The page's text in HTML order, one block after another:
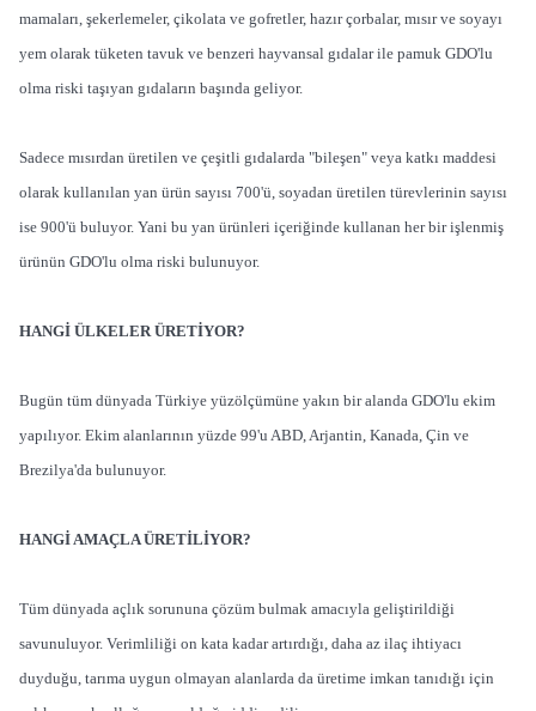
mamaları, şekerlemeler, çikolata ve gofretler, hazır çorbalar, mısır ve soyayı
yem olarak tüketen tavuk ve benzeri hayvansal gıdalar ile pamuk GDO'lu
olma riski taşıyan gıdaların başında geliyor.
Sadece mısırdan üretilen ve çeşitli gıdalarda "bileşen" veya katkı maddesi
olarak kullanılan yan ürün sayısı 700'ü, soyadan üretilen türevlerinin sayısı
ise 900'ü buluyor. Yani bu yan ürünleri içeriğinde kullanan her bir işlenmiş
ürünün GDO'lu olma riski bulunuyor.
HANGİ ÜLKELER ÜRETİYOR?
Bugün tüm dünyada Türkiye yüzölçümüne yakın bir alanda GDO'lu ekim
yapılıyor. Ekim alanlarının yüzde 99'u ABD, Arjantin, Kanada, Çin ve
Brezilya'da bulunuyor.
HANGİ AMAÇLA ÜRETİLİYOR?
Tüm dünyada açlık sorununa çözüm bulmak amacıyla geliştirildiği
savunuluyor. Verimliliği on kata kadar artırdığı, daha az ilaç ihtiyacı
duyduğu, tarıma uygun olmayan alanlarda da üretime imkan tanıdığı için